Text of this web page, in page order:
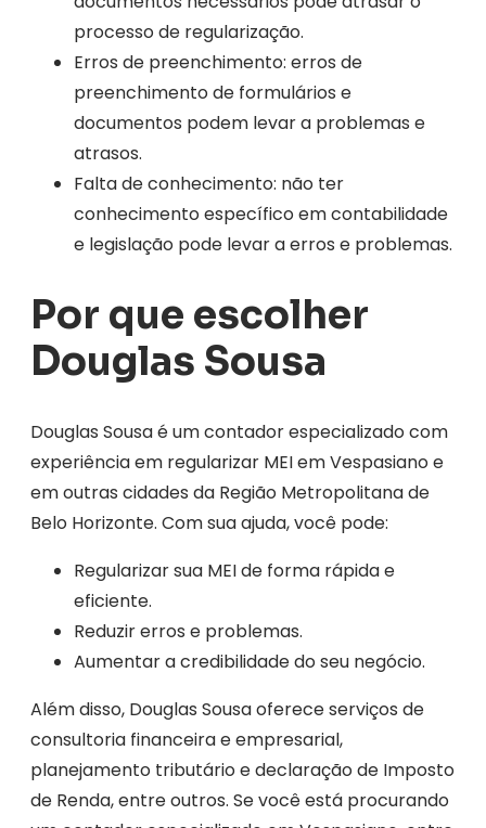
processo de regularização.
Erros de preenchimento: erros de
preenchimento de formulários e
documentos podem levar a problemas e
atrasos.
Falta de conhecimento: não ter
conhecimento específico em contabilidade
e legislação pode levar a erros e problemas.
Por que escolher
Douglas Sousa
Douglas Sousa é um contador especializado com
experiência em regularizar MEI em Vespasiano e
em outras cidades da Região Metropolitana de
Belo Horizonte. Com sua ajuda, você pode:
Regularizar sua MEI de forma rápida e
eficiente.
Reduzir erros e problemas.
Aumentar a credibilidade do seu negócio.
Além disso, Douglas Sousa oferece serviços de
consultoria financeira e empresarial,
planejamento tributário e declaração de Imposto
de Renda, entre outros. Se você está procurando